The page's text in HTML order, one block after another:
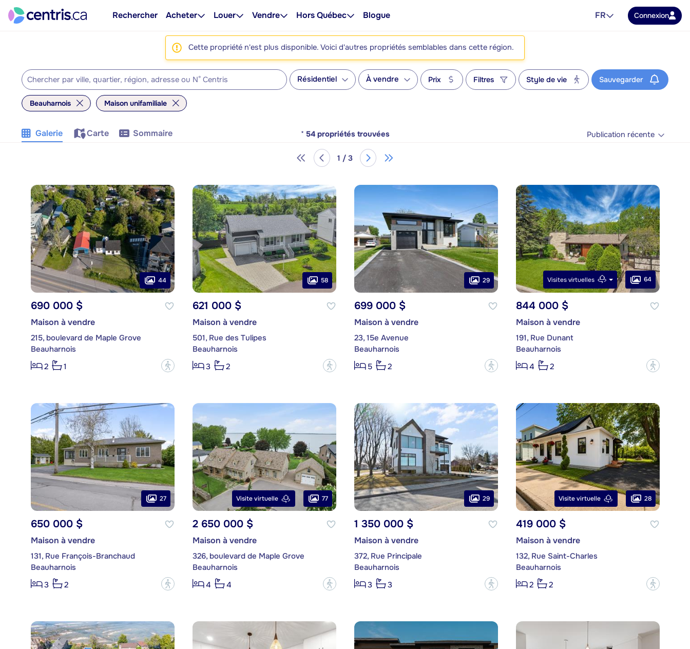
Rechercher Acheter Louer Vendre Hors Québec Blogue FR Connexion
Cette propriété n'est plus disponible. Voici d'autres propriétés semblables dans cette région.
Résidentiel À vendre Prix Filtres Style de vie Sauvegarder
Beauharnois Maison unifamiliale
Galerie Carte Sommaire * 54 propriétés trouvées Publication récente
1 / 3
44
690 000 $
Maison à vendre
215, boulevard de Maple Grove
Beauharnois
2
1 ?
58
621 000 $
Maison à vendre
501, Rue des Tulipes
Beauharnois
3
2 ?
29
699 000 $
Maison à vendre
23, 15e Avenue
Beauharnois
5
2 ?
Visites virtuelles 64
844 000 $
Maison à vendre
191, Rue Dunant
Beauharnois
4
2 ?
27
650 000 $
Maison à vendre
131, Rue François-Branchaud
Beauharnois
3
2 ?
Visite virtuelle 77
2 650 000 $
Maison à vendre
326, boulevard de Maple Grove
Beauharnois
4
4 ?
29
1 350 000 $
Maison à vendre
372, Rue Principale
Beauharnois
3
3 ?
Visite virtuelle 28
419 000 $
Maison à vendre
132, Rue Saint-Charles
Beauharnois
2
2 ?